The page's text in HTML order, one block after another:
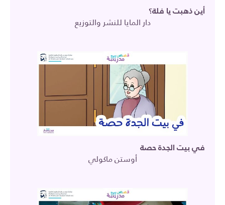
أين ذهبت يا فلة؟
دار المايا للنشر والتوزيع
في بيت الجدة حصة
أوستن ماكولي